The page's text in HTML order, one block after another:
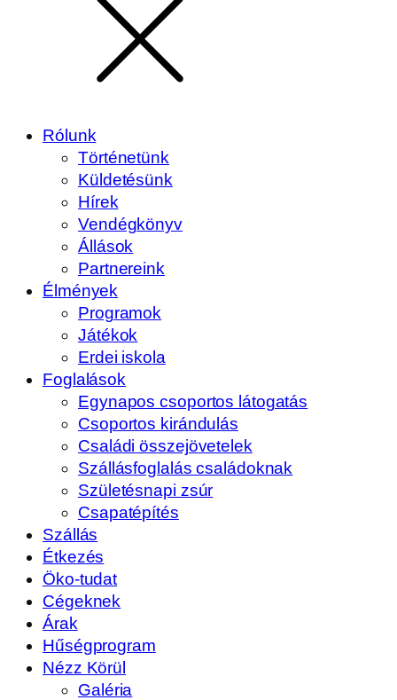
Rólunk
Történetünk
Küldetésünk
Hírek
Vendégkönyv
Állások
Partnereink
Élmények
Programok
Játékok
Erdei iskola
Foglalások
Egynapos csoportos látogatás
Csoportos kirándulás
Családi összejövetelek
Szállásfoglalás családoknak
Születésnapi zsúr
Csapatépítés
Szállás
Étkezés
Öko-tudat
Cégeknek
Árak
Hűségprogram
Nézz Körül
Galéria